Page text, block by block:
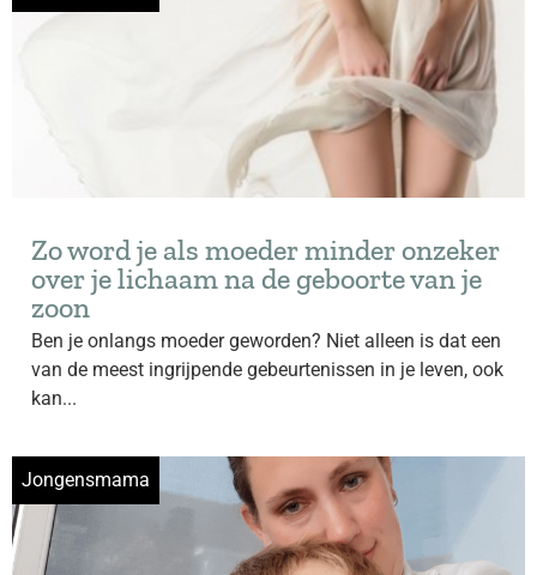
Zo word je als moeder minder onzeker
over je lichaam na de geboorte van je
zoon
Ben je onlangs moeder geworden? Niet alleen is dat een
van de meest ingrijpende gebeurtenissen in je leven, ook
kan...
Jongensmama